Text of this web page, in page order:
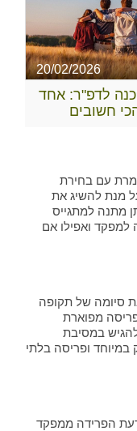
20/02/2026
לדפ"ר: אחד
חשובים
עם בחירת
מנת להשיג את
מתנה למתגייס
ואפילו אם
סיומה של תקופה
מפוארת
במסיבת
ופריסה בלתי
הפרידה ממפקד